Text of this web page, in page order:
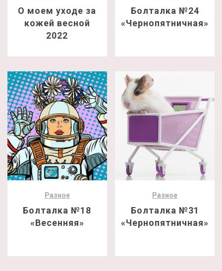
О моем уходе за
кожей весной
2022
Болталка №24
«Чернопятничная»
Разное
Болталка №18
«Весенняя»
Разное
Болталка №31
«Чернопятничная»